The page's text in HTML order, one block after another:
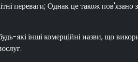
переваги; Однак це також пов'язано
які інші комерційні назви, що